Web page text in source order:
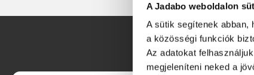
A Jadabo weboldalon
A sütik segítenek abban,
a közösségi funkciók
Az adatokat
megjeleníteni neked a